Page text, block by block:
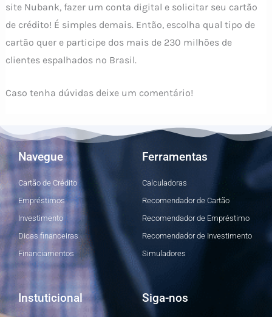
site Nubank, fazer um conta digital e solicitar seu cartão
de crédito! É simples demais. Então, escolha qual tipo de
cartão quer e participe dos mais de 230 milhões de
clientes espalhados no Brasil.
Caso tenha dúvidas deixe um comentário!
Navegue
Cartão de Crédito
Empréstimos
Investimento
Dicas financeiras
Financiamentos
Ferramentas
Calculadoras
Recomendador de Cartão
Recomendador de Empréstimo
Recomendador de Investimento
Simuladores
Instuticional Siga-nos